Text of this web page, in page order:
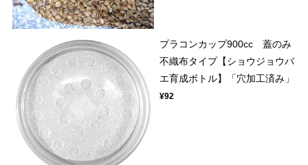
プラコンカップ900cc 蓋のみ
不織布タイプ【ショウジョウバ
エ育成ボトル】「穴加工済み」
¥92